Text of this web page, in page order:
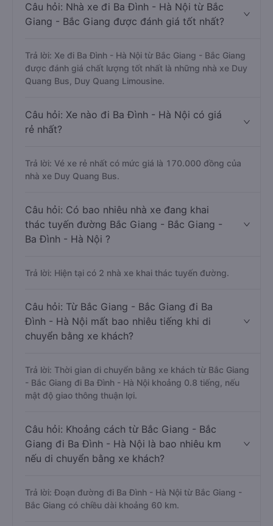
Câu hỏi: Nhà xe đi Ba Đình - Hà Nội từ Bắc
Giang - Bắc Giang được đánh giá tốt nhất?
Trả lời: Xe đi Ba Đình - Hà Nội từ Bắc Giang - Bắc Giang
được đánh giá chất lượng tốt nhất là những nhà xe Duy
Quang Bus, Duy Quang Limousine.
Câu hỏi: Xe nào đi Ba Đình - Hà Nội có giá
rẻ nhất?
Trả lời: Vé xe rẻ nhất có mức giá là 170.000 đồng của
nhà xe Duy Quang Bus.
Câu hỏi: Có bao nhiêu nhà xe đang khai
thác tuyến đường Bắc Giang - Bắc Giang -
Ba Đình - Hà Nội ?
Trả lời: Hiện tại có 2 nhà xe khai thác tuyến đường.
Câu hỏi: Từ Bắc Giang - Bắc Giang đi Ba
Đình - Hà Nội mất bao nhiêu tiếng khi di
chuyển bằng xe khách?
Trả lời: Thời gian di chuyển bằng xe khách từ Bắc Giang
- Bắc Giang đi Ba Đình - Hà Nội khoảng 0.8 tiếng, nếu
mật độ giao thông thuận lợi.
Câu hỏi: Khoảng cách từ Bắc Giang - Bắc
Giang đi Ba Đình - Hà Nội là bao nhiêu km
nếu di chuyển bằng xe khách?
Trả lời: Đoạn đường đi Ba Đình - Hà Nội từ Bắc Giang -
Bắc Giang có chiều dài khoảng 60 km.